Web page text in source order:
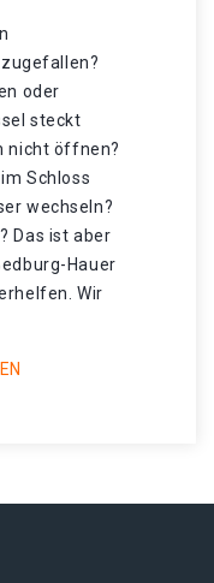
oder
steckt
nicht öffnen?
Schloss
wechseln?
Das ist aber
Hauer
Wir